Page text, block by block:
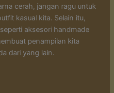
cerah, jangan ragu untuk
kasual kita. Selain itu,
aksesori handmade
penampilan kita
dari yang lain.